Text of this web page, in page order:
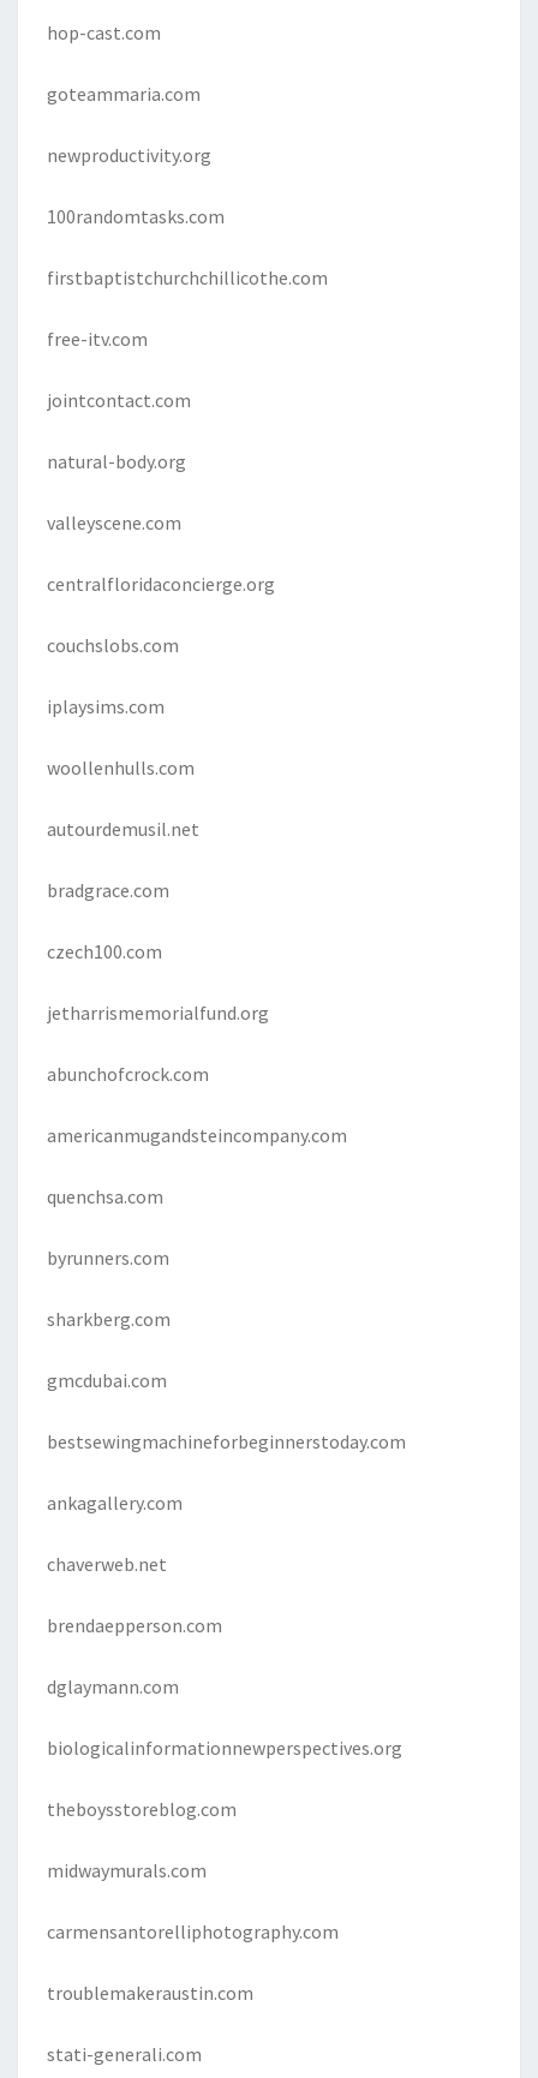
hop-cast.com
goteammaria.com
newproductivity.org
100randomtasks.com
firstbaptistchurchchillicothe.com
free-itv.com
jointcontact.com
natural-body.org
valleyscene.com
centralfloridaconcierge.org
couchslobs.com
iplaysims.com
woollenhulls.com
autourdemusil.net
bradgrace.com
czech100.com
jetharrismemorialfund.org
abunchofcrock.com
americanmugandsteincompany.com
quenchsa.com
byrunners.com
sharkberg.com
gmcdubai.com
bestsewingmachineforbeginnerstoday.com
ankagallery.com
chaverweb.net
brendaepperson.com
dglaymann.com
biologicalinformationnewperspectives.org
theboysstoreblog.com
midwaymurals.com
carmensantorelliphotography.com
troublemakeraustin.com
stati-generali.com